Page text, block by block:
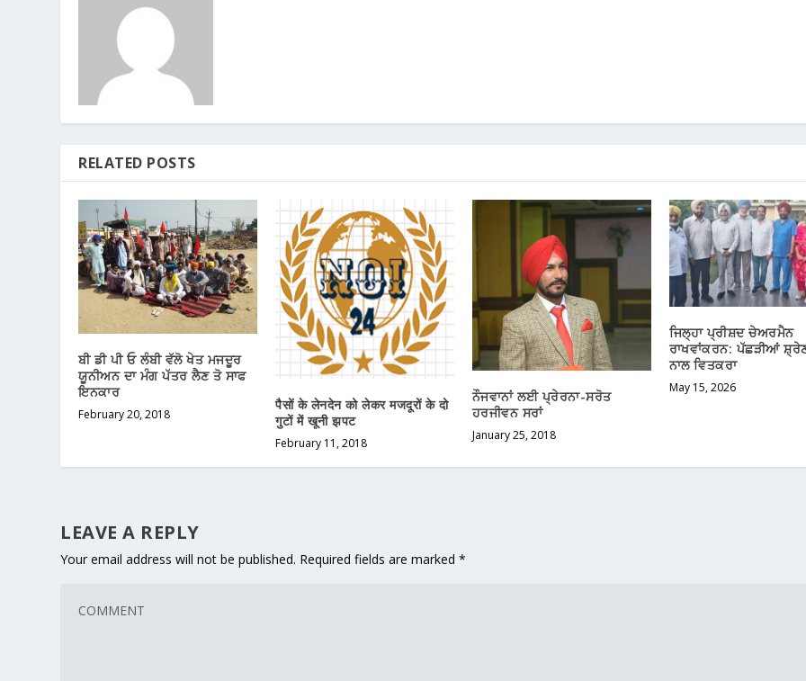
RELATED POSTS
ਬੀ ਡੀ ਪੀ ਓ ਲੰਬੀ ਵੱਲੋ ਖੇਤ ਮਜਦੂਰ
ਯੂਨੀਅਨ ਦਾ ਮੰਗ ਪੱਤਰ ਲੈਣ ਤੋ ਸਾਫ
ਇਨਕਾਰ
February 20, 2018
पैसों के लेनदेन को लेकर मजदूरों के दो
गुटों में खूनी झपट
February 11, 2018
ਨੌਜਵਾਨਾਂ ਲਈ ਪ੍ਰੇਰਨਾ-ਸਰੋਤ
ਹਰਜੀਵਨ ਸਰਾਂ
January 25, 2018
ਜਿਲ੍ਹਾ ਪ੍ਰੀਸ਼ਦ ਚੇਅਰਮੈਨ
ਰਾਖਵਾਂਕਰਨ: ਪੱਛੜੀਆਂ
ਨਾਲ ਵਿਤਕਰਾ
May 15, 2026
LEAVE A REPLY
Your email address will not be published. Required fields are marked*